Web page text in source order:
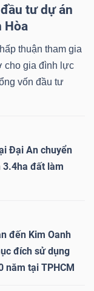
tư dự án
Hòa
thuận tham gia
cho gia đình lực
vốn đầu tư
Đại An chuyển
3.4ha đất làm
đến Kim Oanh
đích sử dụng
năm tại TPHCM